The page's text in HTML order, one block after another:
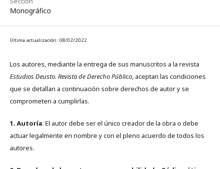
Monográfico
Última actualización: 08/02/2022
Los autores, mediante la entrega de sus manuscritos a la revista
Estudios Deusto. Revista de Derecho Público, aceptan las condiciones
que se detallan a continuación sobre derechos de autor y se
comprometen a cumplirlas.
1. Autoría: El autor debe ser el único creador de la obra o debe
actuar legalmente en nombre y con el pleno acuerdo de todos los
autores.